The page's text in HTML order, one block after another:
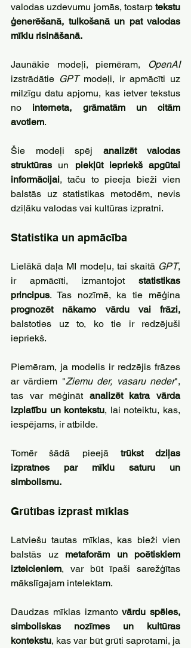
valodas uzdevumu jomās, tostarp tekstu
ģenerēšanā, tulkošanā un pat valodas
mīklu risināšanā.
Jaunākie modeļi, piemēram,
OpenAI
izstrādātie GPT modeļi, ir apmācīti uz
milzīgu datu apjomu, kas ietver tekstus
no interneta, grāmatām un citām
avotiem.
Šie modeļi spēj analizēt valodas
struktūras un piekļūt iepriekš apgūtai
informācijai, taču to pieeja bieži vien
balstās uz statistikas metodēm, nevis
dziļāku valodas vai kultūras izpratni.
Statistika un apmācība
Lielākā daļa MI modeļu, tai skaitā GPT,
ir apmācīti, izmantojot statistikas
principus
prognozēt nākamo vārdu vai frāzi,
balstoties uz to, ko tie ir redzējuši
iepriekš.
Piemēram, ja modelis ir redzējis frāzes
ar vārdiem "Ziemu der, vasaru neder",
tas var mēģināt analizēt katra vārda
izplatību un kontekstu, lai noteiktu, kas,
iespējams, ir atbilde.
Tomēr šādā pieejā trūkst dziļas
izpratnes par mīklu saturu un
simbolismu.
Grūtības izprast mīklas
Latviešu tautas mīklas, kas bieži vien
balstās uz metaforām un poētiskiem
izteicieniem, var būt īpaši sarežģītas
mākslīgajam intelektam.
Daudzas mīklas izmanto vārdu spēles,
simboliskas nozīmes un kultūras
kontekstu, kas var būt grūti saprotami, ja